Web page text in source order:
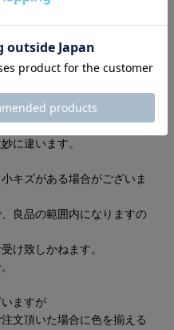
の注意事項
に違います。
キズがある場合がございま
良品の範囲内になりますの
け致しかねます。
ますが
文頂いた場合に色を揃える